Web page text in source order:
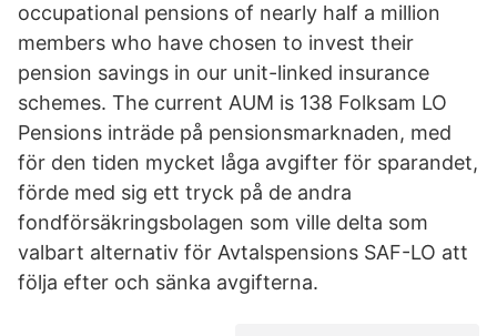
occupational pensions of nearly half a million
members who have chosen to invest their
pension savings in our unit-linked insurance
schemes. The current AUM is 138 Folksam LO
Pensions inträde på pensionsmarknaden, med
för den tiden mycket låga avgifter för sparandet,
förde med sig ett tryck på de andra
fondförsäkringsbolagen som ville delta som
valbart alternativ för Avtalspensions SAF-LO att
följa efter och sänka avgifterna.